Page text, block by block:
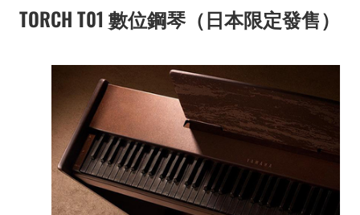
TORCH T01 數位鋼琴（日本限定發售）